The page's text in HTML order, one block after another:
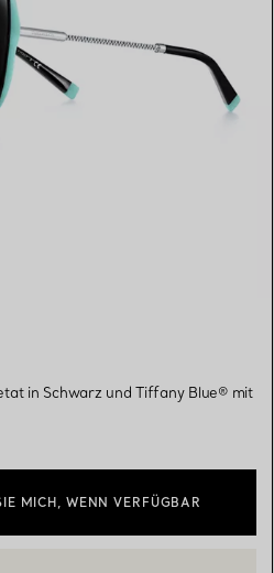
in Schwarz und Tiffany Blue® mit
MICH, WENN VERFÜGBAR